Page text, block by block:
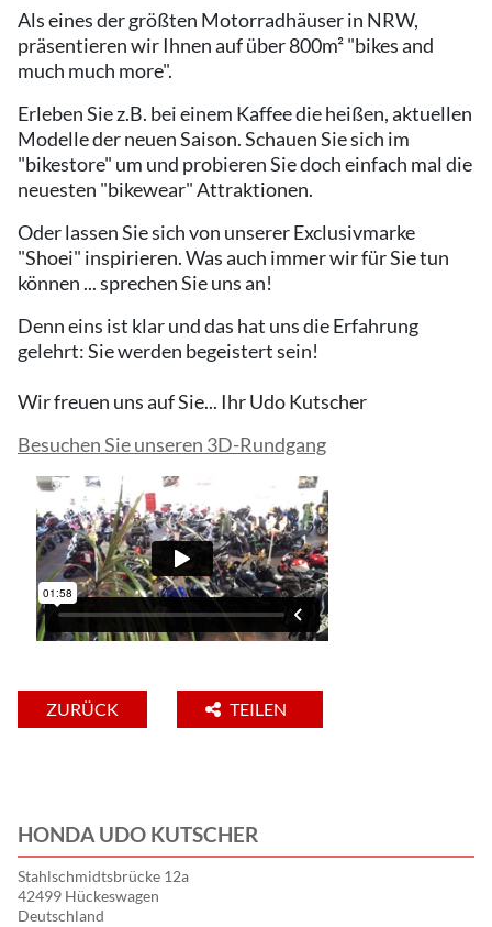
Als eines der größten Motorradhäuser in NRW,
präsentieren wir Ihnen auf über 800m² "bikes and
much much more".
Erleben Sie z.B. bei einem Kaffee die heißen, aktuellen
Modelle der neuen Saison. Schauen Sie sich im
"bikestore" um und probieren Sie doch einfach mal die
neuesten "bikewear" Attraktionen.
Oder lassen Sie sich von unserer Exclusivmarke
"Shoei" inspirieren. Was auch immer wir für Sie tun
können ... sprechen Sie uns an!
Denn eins ist klar und das hat uns die Erfahrung
gelehrt: Sie werden begeistert sein!
Wir freuen uns auf Sie... Ihr Udo Kutscher
Besuchen Sie unseren 3D-Rundgang
ZURÜCK TEILEN
HONDA UDO KUTSCHER
Stahlschmidtsbrücke 12a
42499 Hückeswagen
Deutschland